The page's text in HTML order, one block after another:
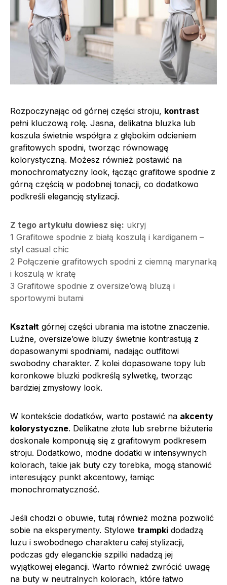
Rozpoczynając od górnej części stroju, kontrast
pełni kluczową rolę. Jasna, delikatna bluzka lub
koszula świetnie współgra z głębokim odcieniem
grafitowych spodni, tworząc równowagę
kolorystyczną. Możesz również postawić na
monochromatyczny look, łącząc grafitowe spodnie z
górną częścią w podobnej tonacji, co dodatkowo
podkreśli elegancję stylizacji.
Z tego artykułu dowiesz się: ukryj
1 Grafitowe spodnie z białą koszulą i kardiganem –
styl casual chic
2 Połączenie grafitowych spodni z ciemną marynarką
i koszulą w kratę
3 Grafitowe spodnie z oversize’ową bluzą i
sportowymi butami
Kształt górnej części ubrania ma istotne znaczenie.
Luźne, oversize’owe bluzy świetnie kontrastują z
dopasowanymi spodniami, nadając outfitowi
swobodny charakter. Z kolei dopasowane topy lub
koronkowe bluzki podkreślą sylwetkę, tworząc
bardziej zmysłowy look.
W kontekście dodatków, warto postawić na akcenty
kolorystyczne. Delikatne złote lub srebrne biżuterie
doskonale komponują się z grafitowym podkresem
stroju. Dodatkowo, modne dodatki w intensywnych
kolorach, takie jak buty czy torebka, mogą stanowić
interesujący punkt akcentowy, łamiąc
monochromatyczność.
Jeśli chodzi o obuwie, tutaj również można pozwolić
sobie na eksperymenty. Stylowe trampki dodadzą
luzu i swobodnego charakteru całej stylizacji,
podczas gdy eleganckie szpilki nadadzą jej
wyjątkowej elegancji. Warto również zwrócić uwagę
na buty w neutralnych kolorach, które łatwo